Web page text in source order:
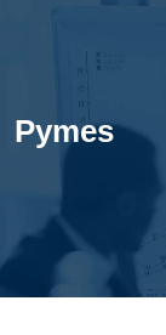
Pymes